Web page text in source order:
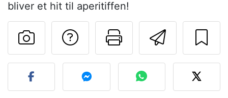
bliver et hit til aperitiffen!
Send
Udskriv
Stil et spørgsmål
Send dit billede af denne